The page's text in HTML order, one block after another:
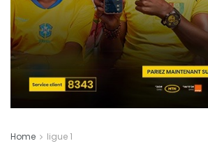
Home ligue 1